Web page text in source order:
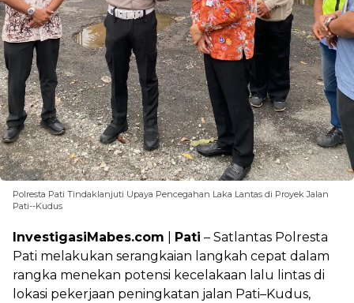
Polresta Pati Tindaklanjuti Upaya Pencegahan Laka Lantas di Proyek Jalan
Pati--Kudus
InvestigasiMabes.com Pati – Satlantas Polresta
Pati melakukan serangkaian langkah cepat dalam
rangka menekan potensi kecelakaan lalu lintas di
lokasi pekerjaan peningkatan jalan Pati–Kudus,